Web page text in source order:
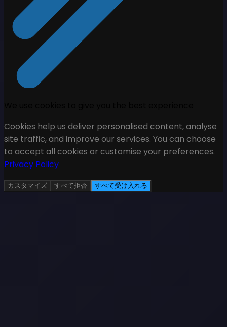
Cookies help us deliver personalised content, analyse
site traffic, and improve our services. You can choose
to accept all cookies or customise your preferences.
Privacy Policy
カスタマイズ すべて拒否 すべて受け入れる